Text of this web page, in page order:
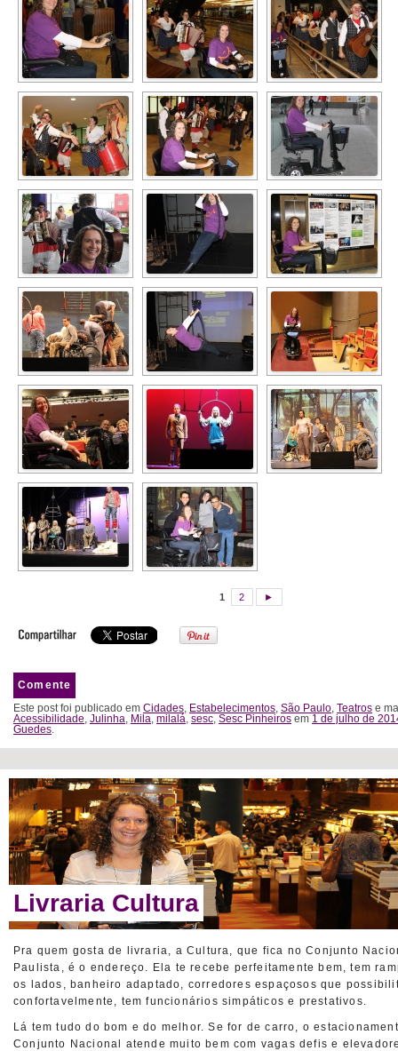
1 2 ►
Comente
Este post foi publicado em Cidades, Estabelecimentos, São Paulo, Teatros e
Acessibilidade, Julinha, Mila, milalá, sesc, Sesc Pinheiros em 1 de julho de
Guedes.
Livraria Cultura
Pra quem gosta de livraria, a Cultura, que fica no Conjunto
Paulista, é o endereço. Ela te recebe perfeitamente bem,tem
os lados, banheiro adaptado, corredores espaçosos que
confortavelmente, tem funcionários simpáticos e prestativos.
Lá tem tudo do bom e do melhor. Se for de carro, o
Conjunto Naci onal atende muito bem com vagas defis e